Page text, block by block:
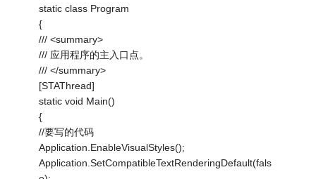
static class Program
{
/// <summary>
/// 应用程序的主入口点。
/// </summary>
[STAThread]
static void Main()
{
//要写的代码
Application.EnableVisualStyles();
Application.SetCompatibleTextRenderingDefault(fals